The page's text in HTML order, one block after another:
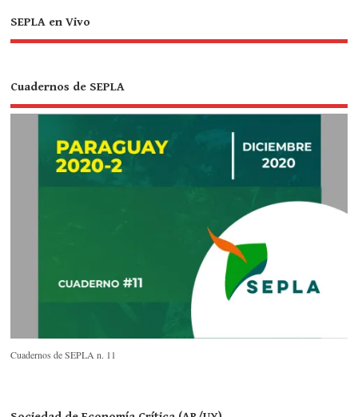
SEPLA en Vivo
Cuadernos de SEPLA
Cuadernos de SEPLA n. 11